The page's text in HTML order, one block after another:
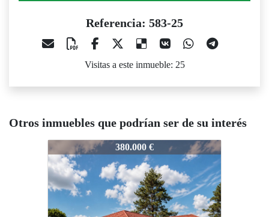
Referencia: 583-25
Visitas a este inmueble: 25
Otros inmuebles que podrían ser de su interés
380.000 € 583-25
583-25 193.000 €